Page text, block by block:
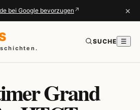
bei Google bevorzugen ↗ ×
SUCHE ☰
Grand